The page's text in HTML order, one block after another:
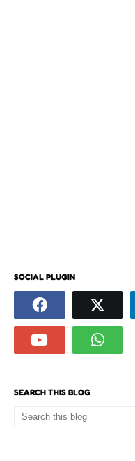
SOCIAL PLUGIN
SEARCH THIS BLOG